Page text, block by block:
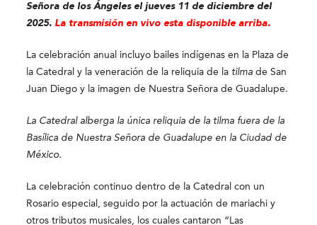
Señora de los Ángeles el jueves 11 de diciembre del
2025. La transmisión en vivo esta disponible arriba.
La celebración anual incluyo bailes indígenas en la Plaza de
la Catedral y la veneración de la reliquia de la tilma de San
Juan Diego y la imagen de Nuestra Señora de Guadalupe.
La Catedral alberga la única reliquia de la tilma fuera de la
Basílica de Nuestra Señora de Guadalupe en la Ciudad de
México.
La celebración continuo dentro de la Catedral con un
Rosario especial, seguido por la actuación de mariachi y
otros tributos musicales, los cuales cantaron “Las